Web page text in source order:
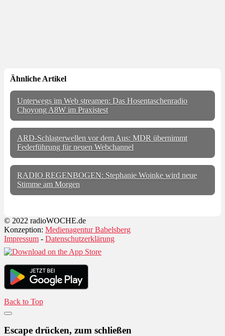
Ähnliche Artikel
Unterwegs im Web streamen: Das Hosentaschenradio
Choyong A8W im Praxistest
ARD-Schlagerwellen vor dem Aus: MDR übernimmt
Federführung für neuen Webchannel
RADIO REGENBOGEN: Stephanie Woinke wird neue
Stimme am Morgen
© 2022 radioWOCHE.de
Konzeption: Medienagentur Babelsberg
Impressum - Datenschutzerklärung
Back to Top
Escape drücken, zum schließen